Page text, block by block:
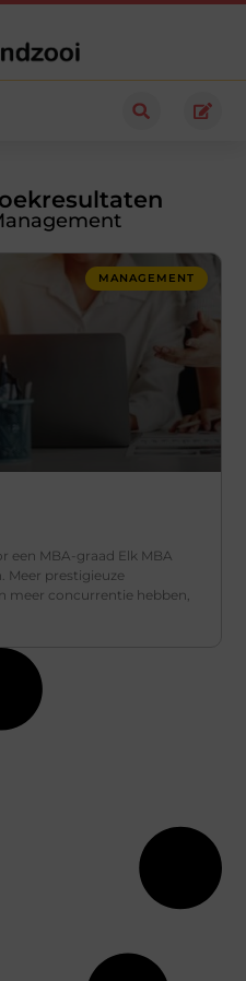
MANAGEMENT
een MBA-graad Elk MBA
Meer prestigieuze
meer concurrentie hebben,